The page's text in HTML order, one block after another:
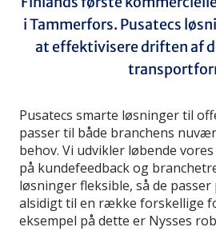
i Tammerfors. Pusatecs
at effektivisere driften af
Pusatecs smarte løsninger til
passer til både branchens
behov. Vi udvikler løbende
på kundefeedback og
løsninger fleksible, så de
alsidigt til en række forskellige
eksempel på dette er Nysses